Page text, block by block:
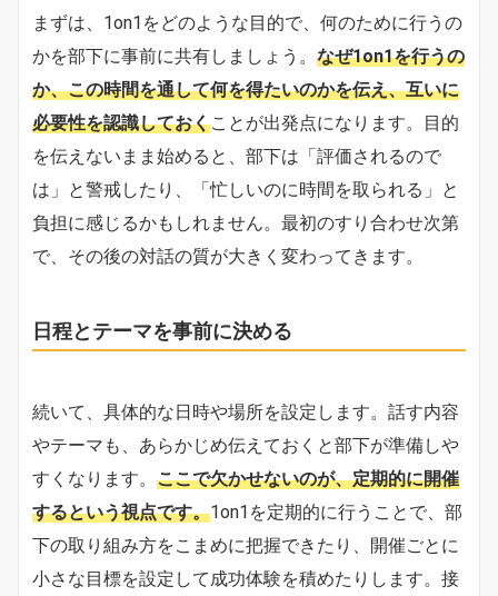
まずは、1on1をどのような目的で、何のために行うの
かを部下に事前に共有しましょう。 なぜ1on1を行うの
か、この時間を通して何を得たいのかを伝え、互いに
必要性を認識しておくことが出発点になります。目的
を伝えないまま始めると、部下は「評価されるので
は」と警戒したり、「忙しいのに時間を取られる」と
負担に感じるかもしれません。最初のすり合わせ次第
で、その後の対話の質が大きく変わってきます。
日程とテーマを事前に決める
続いて、具体的な日時や場所を設定します。話す内容
やテーマも、あらかじめ伝えておくと部下が準備しや
すくなります。 ここで欠かせないのが、定期的に開催
するという視点です。1on1を定期的に行うことで、部
下の取り組み方をこまめに把握できたり、開催ごとに
小さな目標を設定して成功体験を積めたりします。接